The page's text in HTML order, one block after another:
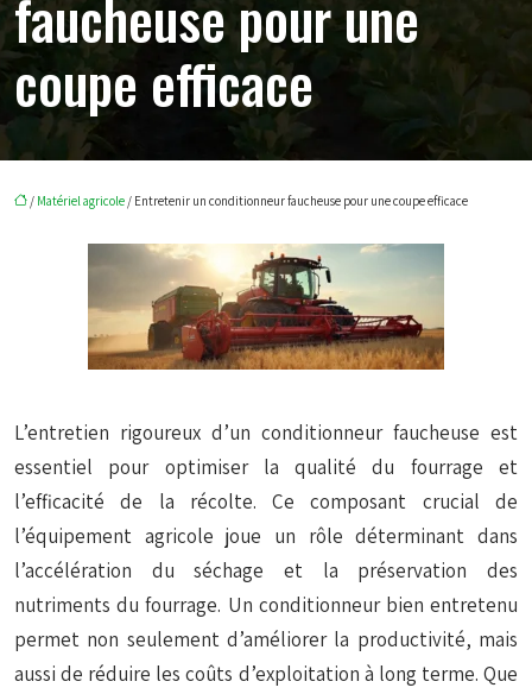
faucheuse pour une
coupe efficace
/ Matériel agricole / Entretenir un conditionneur faucheuse pour une coupe efficace
L’entretien rigoureux d’un conditionneur faucheuse est
essentiel pour optimiser la qualité du fourrage et
l’efficacité de la récolte. Ce composant crucial de
l’équipement agricole joue un rôle déterminant dans
l’accélération du séchage et la préservation des
nutriments du fourrage. Un conditionneur bien entretenu
permet non seulement d’améliorer la productivité, mais
aussi de réduire les coûts d’exploitation à long terme. Que